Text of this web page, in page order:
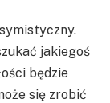
jakiegoś
będzie
się zrobić